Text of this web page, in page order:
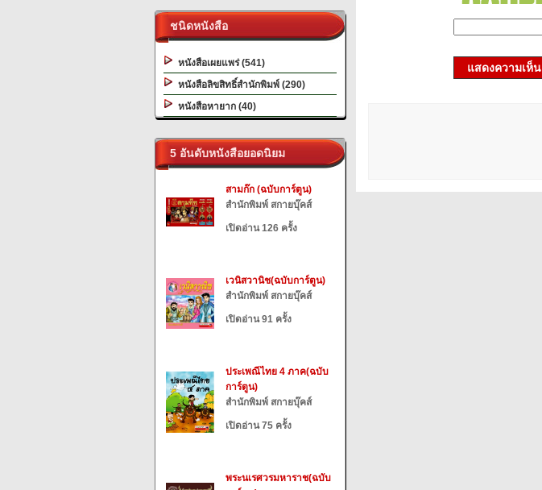
ชนิดหนังสือ
หนังสือเผยแพร่ (541)
หนังสือลิขสิทธิ์สำนักพิมพ์ (290)
หนังสือหายาก (40)
5 อันดับหนังสือยอดนิยม
สามก๊ก (ฉบับการ์ตูน)
สำนักพิมพ์ สกายบุ๊คส์
เปิดอ่าน 126 ครั้ง
เวนิสวานิช(ฉบับการ์ตูน)
สำนักพิมพ์ สกายบุ๊คส์
เปิดอ่าน 91 ครั้ง
ประเพณีไทย 4 ภาค(ฉบับ
การ์ตูน)
สำนักพิมพ์ สกายบุ๊คส์
เปิดอ่าน 75 ครั้ง
พระนเรศวรมหาราช(ฉบับ
แสดงความเห็น